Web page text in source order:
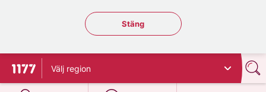
Stäng regionsväljaren
Stäng
Till startsidan för 1177
Välj region
på 1177.se
på 1177.se